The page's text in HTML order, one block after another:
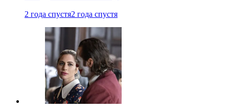
2 года спустя2 года спустя